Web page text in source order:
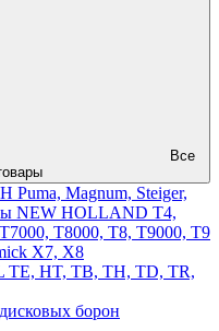
Все
Puma, Magnum, Steiger,
NEW HOLLAND T4,
T8000, T8, T9000, T9
X7, X8
TE, HT, TB, TH, TD, TR,
борон